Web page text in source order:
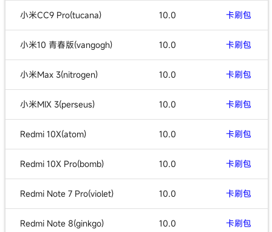
小米CC9 Pro(tucana) 10.0 卡刷包
小米10 青春版(vangogh) 10.0 卡刷包
小米Max 3(nitrogen) 10.0 卡刷包
小米MIX 3(perseus) 10.0 卡刷包
Redmi 10X(atom) 10.0 卡刷包
Redmi 10X Pro(bomb) 10.0 卡刷包
Redmi Note 7 Pro(violet) 10.0 卡刷包
Redmi Note 8(ginkgo) 10.0 卡刷包